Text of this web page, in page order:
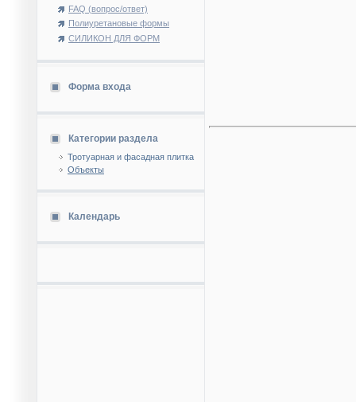
FAQ (вопрос/ответ)
Полиуретановые формы
СИЛИКОН ДЛЯ ФОРМ
Форма входа
Категории раздела
Тротуарная и фасадная плитка
Объекты
Календарь